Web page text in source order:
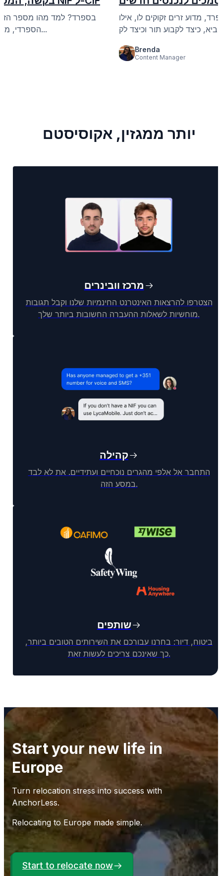
הספרדי, מי זקוק לו, כיצד זרים מגישים בקשה, א...
מדוע זרים זקוקים לו, אילו
Brenda
Content Manager
יותר ממגזין, אקוסיסטם
מרכז וובינרים
הצטרפו להרצאות האינטרנט החינמיות שלנו וקבל תגובות
מוחשיות לשאלות ההעברה החשובות ביותר שלך.
קהילה
התחבר אל אלפי מהגרים נוכחיים ועתידיים. את לא לבד
במסע הזה.
שותפים
ביטוח, דיור: בחרנו עבורכם את השירותים הטובים ביותר,
כך שאינכם צריכים לעשות זאת.
Start your new life in
Europe
Turn relocation stress into success with
AnchorLess.
Relocating to Europe made simple.
Start to relocate now